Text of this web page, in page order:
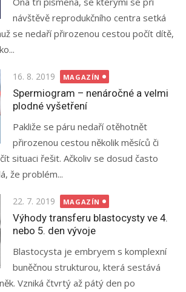
návštěvě reprodukčního centra setká
se nedaří přirozenou cestou počít dítě,
Posted
on
16. 8. 2019 MAGAZÍN
Spermiogram – nenáročné a velmi
plodné vyšetření
Pakliže se páru nedaří otěhotnět
přirozenou cestou několik měsíců či
situaci řešit. Ačkoliv se dosud často
že problém...
Posted
on
22. 7. 2019 MAGAZÍN
Výhody transferu blastocysty ve 4.
nebo 5. den vývoje
Blastocysta je embryem s komplexní
buněčnou strukturou, která sestává
Vzniká čtvrtý až pátý den po